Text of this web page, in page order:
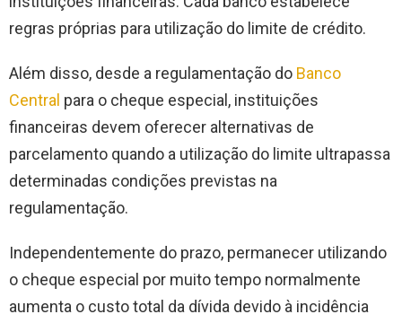
regras próprias para utilização do limite de crédito.
Além disso, desde a regulamentação do Banco
Central para o cheque especial, instituições
financeiras devem oferecer alternativas de
parcelamento quando a utilização do limite ultrapassa
determinadas condições previstas na
regulamentação.
Independentemente do prazo, permanecer utilizando
o cheque especial por muito tempo normalmente
aumenta o custo total da dívida devido à incidência